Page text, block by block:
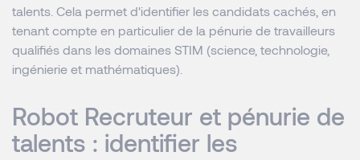
talents. Cela permet d'identifier les candidats cachés, en
tenant compte en particulier de la pénurie de travailleurs
qualifiés dans les domaines STIM (science, technologie,
ingénierie et mathématiques).
Robot Recruteur et pénurie de
talents : identifier les